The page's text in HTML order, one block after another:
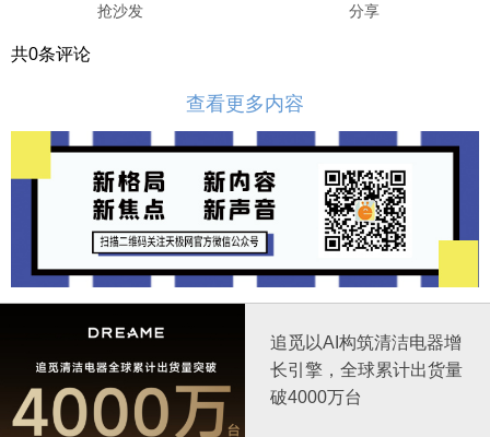
抢沙发 分享
共0条评论
查看更多内容
追觅以AI构筑清洁电器增
长引擎，全球累计出货量
破4000万台